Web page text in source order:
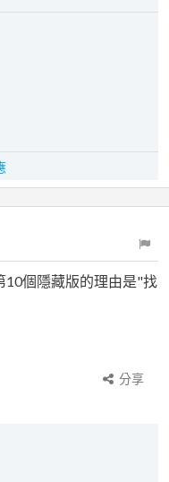
10個隱藏版的理由是"找
分享